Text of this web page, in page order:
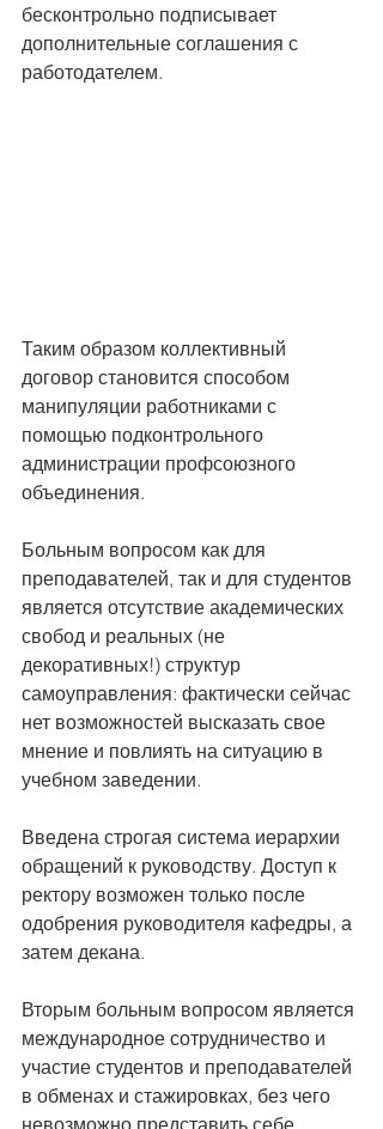
бесконтрольно подписывает
дополнительные соглашения с
работодателем.
Таким образом коллективный
договор становится способом
манипуляции работниками с
помощью подконтрольного
администрации профсоюзного
объединения.
Больным вопросом как для
преподавателей, так и для студентов
является отсутствие академических
свобод и реальных (не
декоративных!) структур
самоуправления: фактически сейчас
нет возможностей высказать свое
мнение и повлиять на ситуацию в
учебном заведении.
Введена строгая система иерархии
обращений к руководству. Доступ к
ректору возможен только после
одобрения руководителя кафедры, а
затем декана.
Вторым больным вопросом является
международное сотрудничество и
участие студентов и преподавателей
в обменах и стажировках, без чего
невозможно представить себе